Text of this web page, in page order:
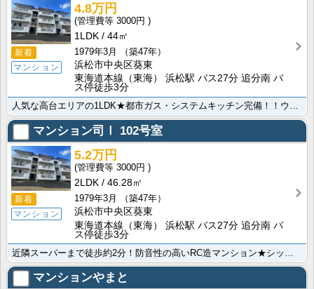
新着
マンション
4.8万円
3000円
1LDK
44㎡
1979年3月
（築47年）
浜松市中央区葵東
東海道本線（東海） 浜松駅 バス27分 追分南 バ
ス停徒歩3分
人気な高台エリアの1LDK★都市ガス・システムキッチン完備！！ウォークインクローゼット付きで収納力が･･･
マンション司Ⅰ 102号室
新着
マンション
5.2万円
3000円
2LDK
46.28㎡
1979年3月
（築47年）
浜松市中央区葵東
東海道本線（東海） 浜松駅 バス27分 追分南 バ
ス停徒歩3分
マンションやまと